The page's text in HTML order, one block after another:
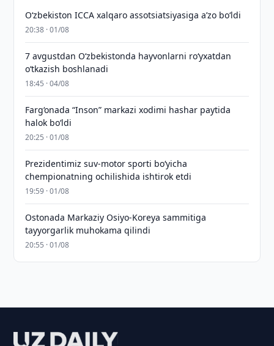
O‘zbekiston ICCA xalqaro assotsiatsiyasiga aʼzo bo‘ldi
20:38 · 01/08
7 avgustdan O‘zbekistonda hayvonlarni ro‘yxatdan
o‘tkazish boshlanadi
18:45 · 04/08
Farg‘onada “Inson” markazi xodimi hashar paytida
halok bo‘ldi
20:25 · 01/08
Prezidentimiz suv-motor sporti bo‘yicha
chempionatning ochilishida ishtirok etdi
19:59 · 01/08
Ostonada Markaziy Osiyo-Koreya sammitiga
tayyorgarlik muhokama qilindi
20:55 · 01/08